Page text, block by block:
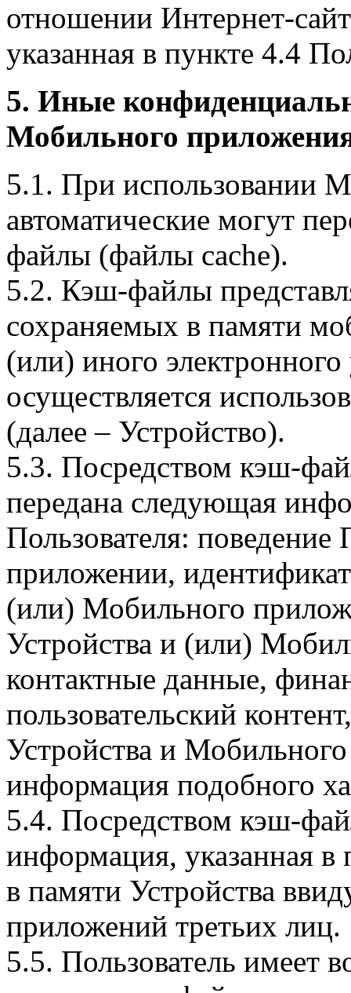
отношении Интернет-
указанная в пункте 4.4
5. Иные
Мобильного
5.1. При использовании
автоматические могут
файлы (файлы cache).
5.2. Кэш-файлы
сохраняемых в памяти
(или) иного электронного
осуществляется
(далее – Устройство).
5.3. Посредством кэш-
передана следующая
Пользователя:
приложении,
(или) Мобильного
Устройства и (или)
контактные данные,
пользовательский
Устройства и
информация подобного
5.4. Посредством кэш-
информация, указанная в
в памяти Устройства
приложений третьих лиц.
5.5. Пользователь имеет